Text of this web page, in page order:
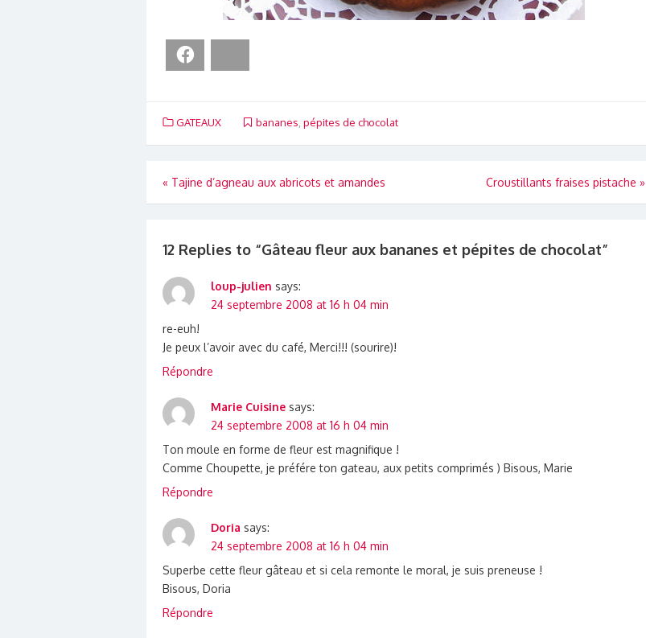
GATEAUX bananes pépites de chocolat
Navigation
de
« Tajine d’agneau aux abricots et amandes Croustillants fraises pistache »
12 Replies to “Gâteau fleur aux bananes et pépites de chocolat”
loup-julien says:
24 septembre 2008 at 16 h 04 min
re-euh!
Je peux l’avoir avec du café, Merci!!! (sourire)!
Répondre
Marie Cuisine says:
24 septembre 2008 at 16 h 04 min
Ton moule en forme de fleur est magnifique !
Comme Choupette, je préfére ton gateau, aux petits comprimés ) Bisous, Marie
Répondre
Doria says:
24 septembre 2008 at 16 h 04 min
Superbe cette fleur gâteau et si cela remonte le moral, je suis preneuse !
Bisous, Doria
Répondre